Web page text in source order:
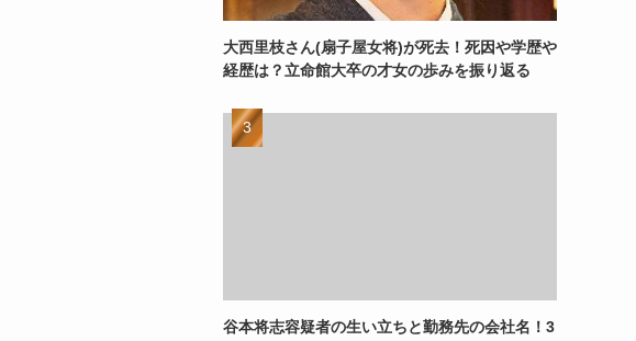
大西里枝さん(扇子屋女将)が死去！死因や学歴や
経歴は？立命館大卒の才女の歩みを振り返る
谷本将志容疑者の生い立ちと勤務先の会社名！3